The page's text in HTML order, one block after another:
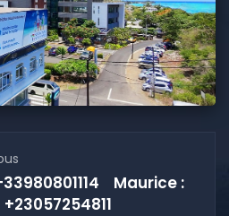
Maurice :
+23057254811